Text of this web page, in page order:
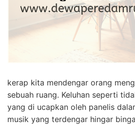
kerap kita mendengar orang
sebuah ruang. Keluhan seperti
yang di ucapkan oleh panelis
musik yang terdengar hingar